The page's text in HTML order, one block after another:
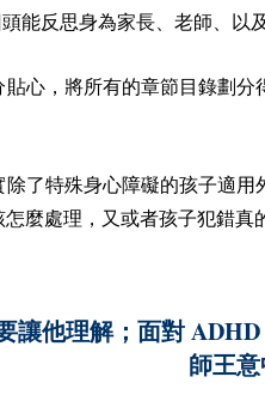
能反思身為家長、老師、以
心，將所有的章節目錄劃
了特殊身心障礙的孩子適
麼處理，又或者孩子犯錯真
讓他理解；面對 ADHD
師王意